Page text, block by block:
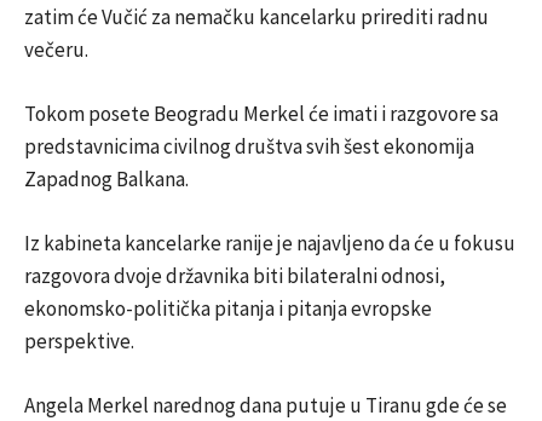
zatim će Vučić za nemačku kancelarku prirediti radnu
večeru.
Tokom posete Beogradu Merkel će imati i razgovore sa
predstavnicima civilnog društva svih šest ekonomija
Zapadnog Balkana.
Iz kabineta kancelarke ranije je najavljeno da će u fokusu
razgovora dvoje državnika biti bilateralni odnosi,
ekonomsko-politička pitanja i pitanja evropske
perspektive.
Angela Merkel narednog dana putuje u Tiranu gde će se